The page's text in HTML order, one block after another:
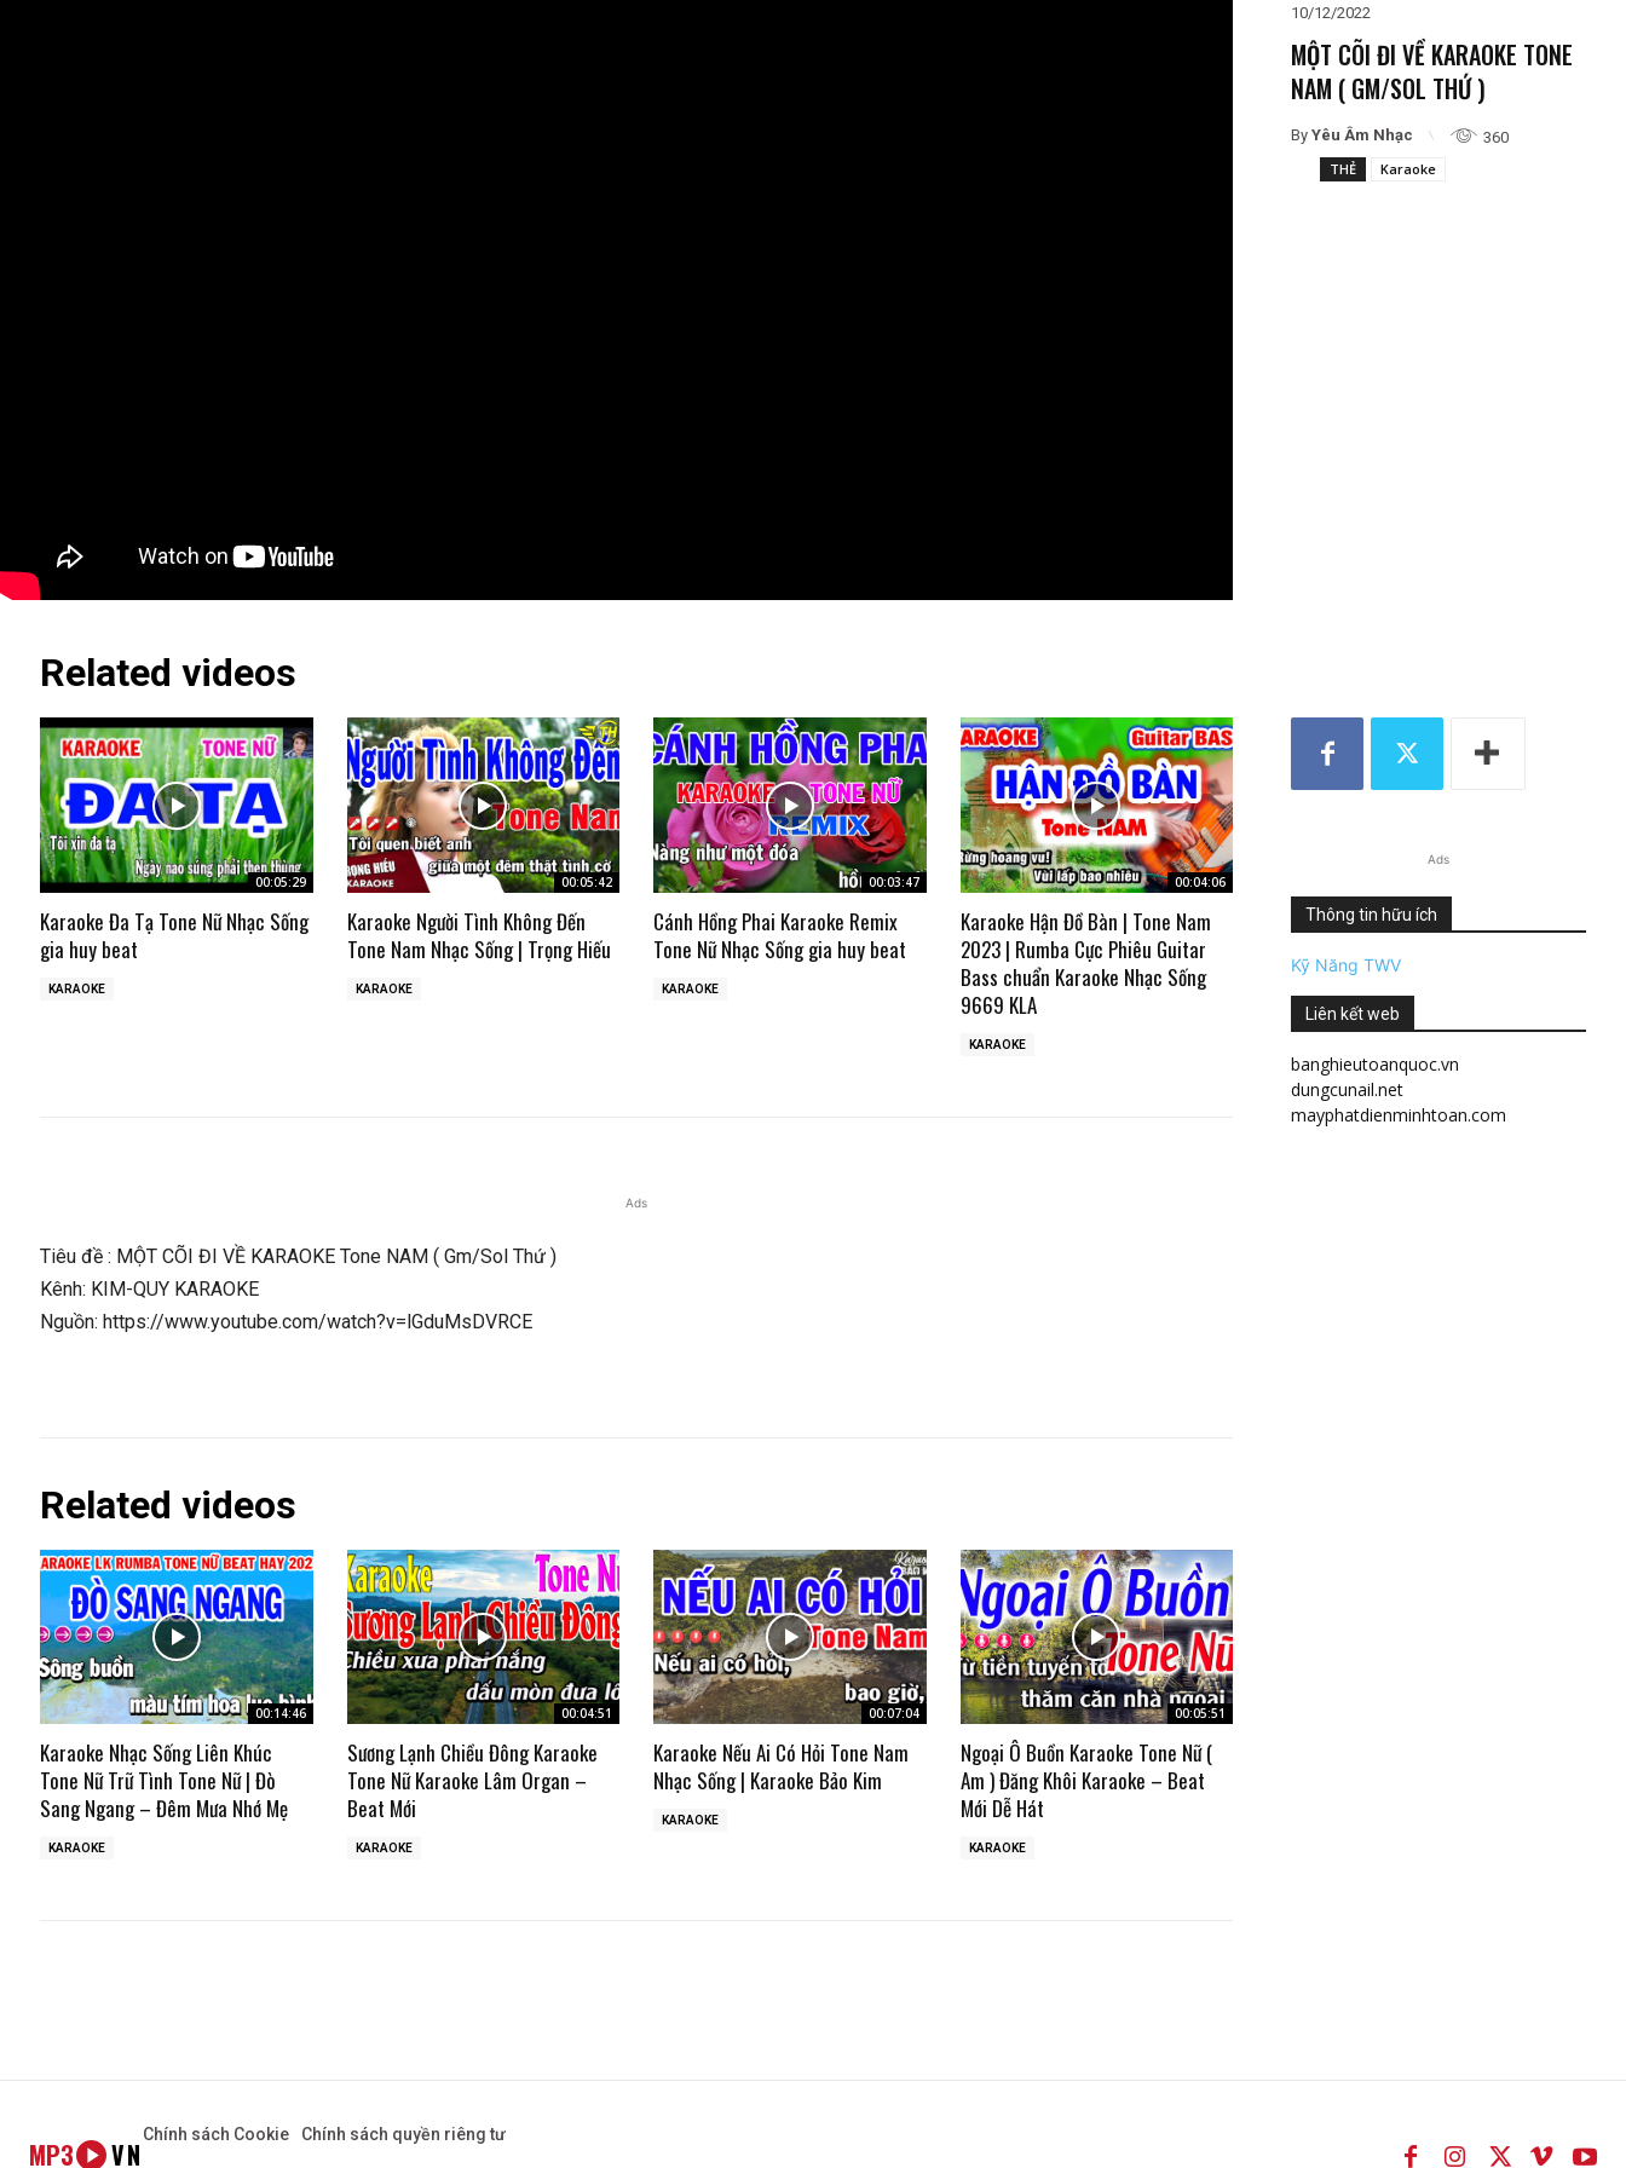
10/12/2022
MỘT CÕI ĐI VỀ KARAOKE TONE
NAM ( GM/SOL THỨ )
By Yêu Âm Nhạc
360
THẺ
Karaoke
Related videos
00:05:29
Karaoke Đa Tạ Tone Nữ Nhạc Sống
gia huy beat
KARAOKE
00:05:42
Karaoke Người Tình Không Đến
Tone Nam Nhạc Sống | Trọng Hiếu
KARAOKE
00:03:47
Cánh Hồng Phai Karaoke Remix
Tone Nữ Nhạc Sống gia huy beat
KARAOKE
00:04:06
Karaoke Hận Đồ Bàn | Tone Nam
2023 | Rumba Cực Phiêu Guitar
Bass chuẩn Karaoke Nhạc Sống
9669 KLA
KARAOKE
Ads
Tiêu đề : MỘT CÕI ĐI VỀ KARAOKE Tone NAM ( Gm/Sol Thứ )
Kênh: KIM-QUY KARAOKE
Nguồn: https://www.youtube.com/watch?v=lGduMsDVRCE
Related videos
00:14:46
Karaoke Nhạc Sống Liên Khúc
Tone Nữ Trữ Tình Tone Nữ | Đò
Sang Ngang – Đêm Mưa Nhớ Mẹ
KARAOKE
00:04:51
Sương Lạnh Chiều Đông Karaoke
Tone Nữ Karaoke Lâm Organ –
Beat Mới
KARAOKE
00:07:04
Karaoke Nếu Ai Có Hỏi Tone Nam
Nhạc Sống | Karaoke Bảo Kim
KARAOKE
00:05:51
Ngoại Ô Buồn Karaoke Tone Nữ (
Am ) Đăng Khôi Karaoke – Beat
Mới Dễ Hát
KARAOKE
Ads
Thông tin hữu ích
Kỹ Năng TWV
Liên kết web
banghieutoanquoc.vn
dungcunail.net
mayphatdienminhtoan.com
MP3 VN
Chính sách Cookie Chính sách quyền riêng tư